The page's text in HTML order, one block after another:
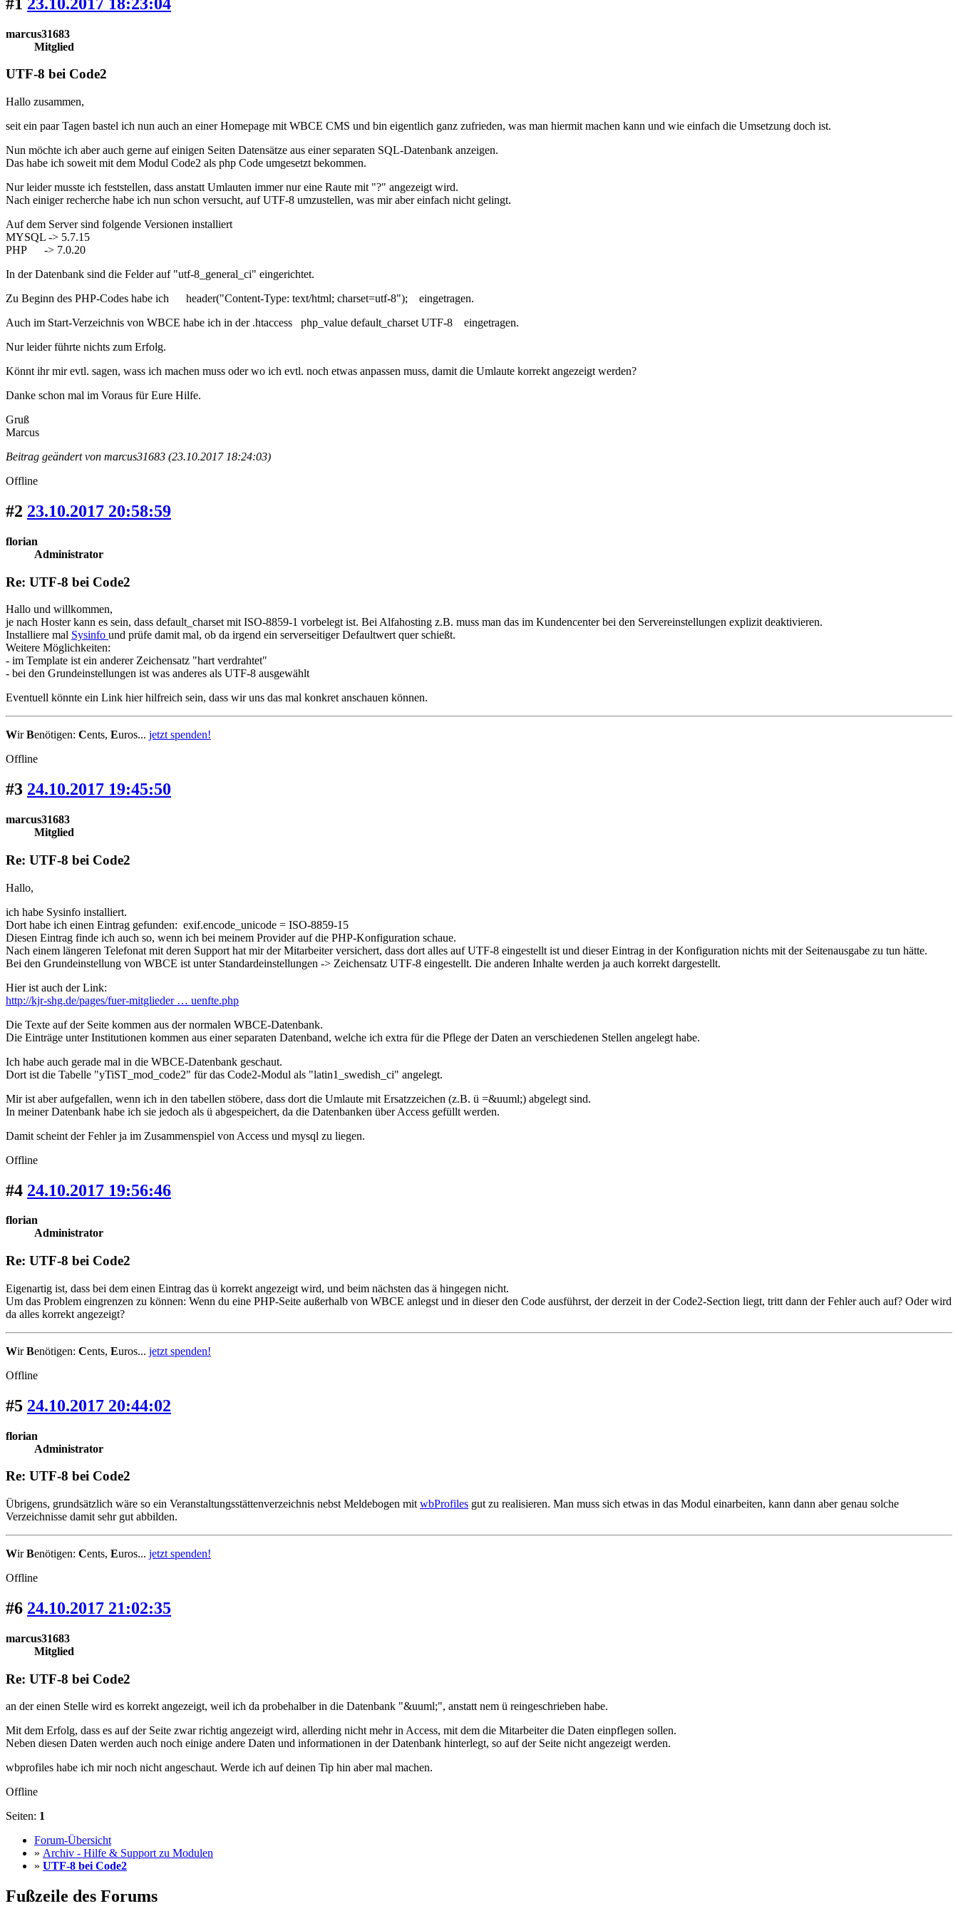
marcus31683
Mitglied
UTF-8 bei Code2
Hallo zusammen,
seit ein paar Tagen bastel ich nun auch an einer Homepage mit WBCE CMS und bin eigentlich ganz zufrieden, was man hiermit machen kann und wie einfach die Umsetzung doch ist.
Nun möchte ich aber auch gerne auf einigen Seiten Datensätze aus einer separaten SQL-Datenbank anzeigen.
Das habe ich soweit mit dem Modul Code2 als php Code umgesetzt bekommen.
Nur leider musste ich feststellen, dass anstatt Umlauten immer nur eine Raute mit "?" angezeigt wird.
Nach einiger recherche habe ich nun schon versucht, auf UTF-8 umzustellen, was mir aber einfach nicht gelingt.
Auf dem Server sind folgende Versionen installiert
MYSQL -> 5.7.15
PHP -> 7.0.20
In der Datenbank sind die Felder auf "utf-8_general_ci" eingerichtet.
Zu Beginn des PHP-Codes habe ich header("Content-Type: text/html; charset=utf-8"); eingetragen.
Auch im Start-Verzeichnis von WBCE habe ich in der .htaccess php_value default_charset UTF-8 eingetragen.
Nur leider führte nichts zum Erfolg.
Könnt ihr mir evtl. sagen, wass ich machen muss oder wo ich evtl. noch etwas anpassen muss, damit die Umlaute korrekt angezeigt werden?
Danke schon mal im Voraus für Eure Hilfe.
Gruß
Marcus
Beitrag geändert von marcus31683 (23.10.2017 18:24:03)
Offline
#2 23.10.2017 20:58:59
florian
Administrator
Re: UTF-8 bei Code2
Hallo und willkommen,
je nach Hoster kann es sein, dass default_charset mit ISO-8859-1 vorbelegt ist. Bei Alfahosting z.B. muss man das im Kundencenter bei den Servereinstellungen explizit deaktivieren.
Installiere mal Sysinfo und prüfe damit mal, ob da irgend ein serverseitiger Defaultwert quer schießt.
Weitere Möglichkeiten:
- im Template ist ein anderer Zeichensatz "hart verdrahtet"
- bei den Grundeinstellungen ist was anderes als UTF-8 ausgewählt
Eventuell könnte ein Link hier hilfreich sein, dass wir uns das mal konkret anschauen können.
WirBenötigen: Cents, Euros... jetzt spenden!
Offline
#3 24.10.2017 19:45:50
marcus31683
Mitglied
Re: UTF-8 bei Code2
Hallo,
ich habe Sysinfo installiert.
Dort habe ich einen Eintrag gefunden: exif.encode_unicode = ISO-8859-15
Diesen Eintrag finde ich auch so, wenn ich bei meinem Provider auf die PHP-Konfiguration schaue.
Nach einem längeren Telefonat mit deren Support hat mir der Mitarbeiter versichert, dass dort alles auf UTF-8 eingestellt ist und dieser Eintrag in der Konfiguration nichts mit der Seitenausgabe zu tun hätte.
Bei den Grundeinstellung von WBCE ist unter Standardeinstellungen -> Zeichensatz UTF-8 eingestellt. Die anderen Inhalte werden ja auch korrekt dargestellt.
Hier ist auch der Link:
http://kjr-shg.de/pages/fuer-mitglieder … uenfte.php
Die Texte auf der Seite kommen aus der normalen WBCE-Datenbank.
Die Einträge unter Institutionen kommen aus einer separaten Datenband, welche ich extra für die Pflege der Daten an verschiedenen Stellen angelegt habe.
Ich habe auch gerade mal in die WBCE-Datenbank geschaut.
Dort ist die Tabelle "yTiST_mod_code2" für das Code2-Modul als "latin1_swedish_ci" angelegt.
Mir ist aber aufgefallen, wenn ich in den tabellen stöbere, dass dort die Umlaute mit Ersatzzeichen (z.B. ü =&uuml;) abgelegt sind.
In meiner Datenbank habe ich sie jedoch als ü abgespeichert, da die Datenbanken über Access gefüllt werden.
Damit scheint der Fehler ja im Zusammenspiel von Access und mysql zu liegen.
Offline
#4 24.10.2017 19:56:46
florian
Administrator
Re: UTF-8 bei Code2
Eigenartig ist, dass bei dem einen Eintrag das ü korrekt angezeigt wird, und beim nächsten das ä hingegen nicht.
Um das Problem eingrenzen zu können: Wenn du eine PHP-Seite außerhalb von WBCE anlegst und in dieser den Code ausführst, der derzeit in der Code2-Section liegt, tritt dann der Fehler auch auf? Oder wird
da alles korrekt angezeigt?
WirBenötigen: Cents, Euros... jetzt spenden!
Offline
#5 24.10.2017 20:44:02
florian
Administrator
Re: UTF-8 bei Code2
Übrigens, grundsätzlich wäre so ein Veranstaltungsstättenverzeichnis nebst Meldebogen mit wbProfiles gut zu realisieren. Man muss sich etwas in das Modul einarbeiten, kann dann aber genau solche
Verzeichnisse damit sehr gut abbilden.
WirBenötigen: Cents, Euros... jetzt spenden!
Offline
#6 24.10.2017 21:02:35
marcus31683
Mitglied
Re: UTF-8 bei Code2
an der einen Stelle wird es korrekt angezeigt, weil ich da probehalber in die Datenbank "&uuml;", anstatt nem ü reingeschrieben habe.
Mit dem Erfolg, dass es auf der Seite zwar richtig angezeigt wird, allerding nicht mehr in Access, mit dem die Mitarbeiter die Daten einpflegen sollen.
Neben diesen Daten werden auch noch einige andere Daten und informationen in der Datenbank hinterlegt, so auf der Seite nicht angezeigt werden.
wbprofiles habe ich mir noch nicht angeschaut. Werde ich auf deinen Tip hin aber mal machen.
Offline
Seiten: 1
Forum-Übersicht
» Archiv - Hilfe & Support zu Modulen
» UTF-8 bei Code2
Fußzeile des Forums